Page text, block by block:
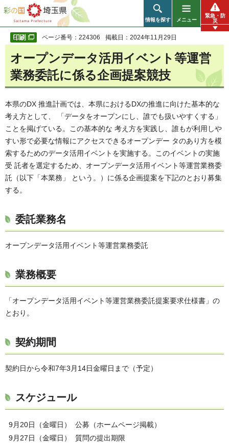
彩の国 埼玉県
情報を探す メニュー
緊急・防
災
ページ番号：224306 掲載日：2024年11月29日
オープンデータ活用イベント等運営
業務委託に係る企画提案競技
本県のDX 推進計画では、本県におけるDXの推進に向けた基本的な
考え方として、 「データをオープンにし、誰でも扱いやすくする」
ことを掲げている。この基本的な 考え方を実践し、誰もが利用しや
すい形で必要な情報にアクセスできるオープンデー タのあり方を模
索するためのデータ活用イベントを実施する。このイベントの実施
受 託者を選定するため、オープンデータ活用イベント等運営業務委
託（以下「本業務」 という。）に係る企画提案を下記のとおり募集
する。
委託業務名
オープンデータ活用イベント等運営業務委託
業務概要
「オープンデータ活用イベント等運営業務委託提案要求仕様書」の
とおり。
契約期間
契約日から令和7年3月14日金曜日まで（予定）
スケジュール
9月20日（金曜日）
公募（ホームページ掲載）
9月27日（金曜日）
質問の提出期限